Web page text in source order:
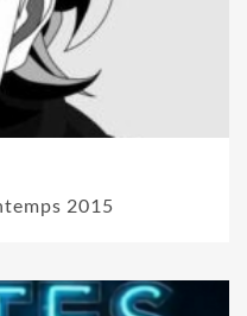
2015